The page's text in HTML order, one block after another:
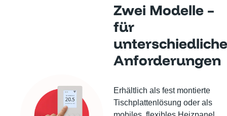
Zwei Modelle –
für
unterschiedliche
Anforderungen
Erhältlich als fest montierte
Tischplattenlösung oder als